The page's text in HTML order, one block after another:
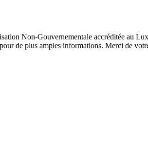
Non-Gouvernementale accréditée au
de plus amples informations. Merci de